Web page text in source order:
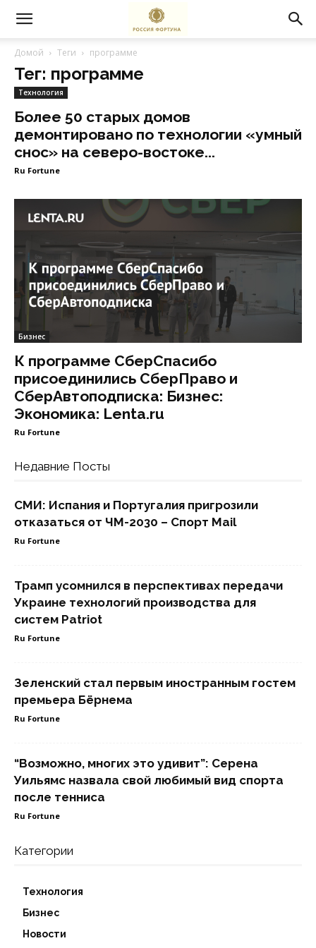
Домой Теги программе
Тег: программе
Технология
Более 50 старых домов
демонтировано по технологии «умный
снос» на северо-востоке...
Ru Fortune
Бизнес
К программе СберСпасибо
присоединились СберПраво и
СберАвтоподписка: Бизнес:
Экономика: Lenta.ru
Ru Fortune
Недавние Посты
СМИ: Испания и Португалия пригрозили
отказаться от ЧМ-2030 – Спорт Mail
Ru Fortune
Трамп усомнился в перспективах передачи
Украине технологий производства для
систем Patriot
Ru Fortune
Зеленский стал первым иностранным гостем
премьера Бёрнема
Ru Fortune
“Возможно, многих это удивит”: Серена
Уильямс назвала свой любимый вид спорта
после тенниса
Ru Fortune
Категории
Технология
Бизнес
Новости